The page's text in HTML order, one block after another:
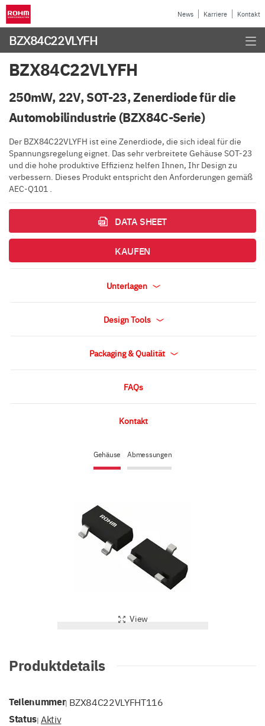
News Karriere Kontakt
BZX84C22VLYFH
Gehäuse Abmessungen
View
BZX84C22VLYFH
250mW, 22V, SOT-23, Zenerdiode für die
Automobilindustrie (BZX84C-Serie)
Der BZX84C22VLYFH ist eine Zenerdiode, die sich ideal für die
Spannungsregelung eignet. Das sehr verbreitete Gehäuse SOT-23
und die hohe produktive Effizienz helfen Ihnen, Ihr Design zu
verbessern. Dieses Produkt entspricht den Anforderungen gemäß
AEC-Q101 .
DATA SHEET
KAUFEN
Unterlagen
Design Tools
Packaging & Qualität
FAQs
Kontakt
Produktdetails
Teilenummer| BZX84C22VLYFHT116
Status| Aktiv